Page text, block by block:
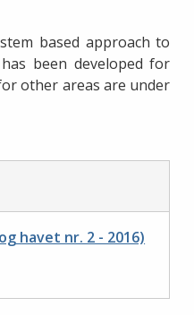
based approach to
been developed for
other areas are under
havet nr. 2 - 2016)